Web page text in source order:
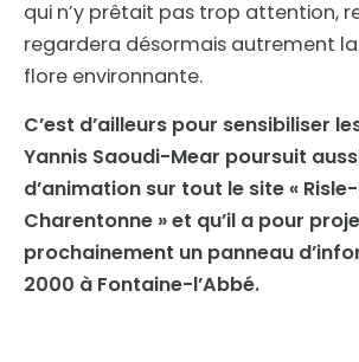
qui n’y prêtait pas trop attention,
regardera désormais autrement
flore environnante.
C’est d’ailleurs pour sensibiliser
Yannis Saoudi-Mear poursuit
d’animation sur tout le site «
Charentonne » et qu’il a pour
prochainement un panneau
2000 à Fontaine-l’Abbé.